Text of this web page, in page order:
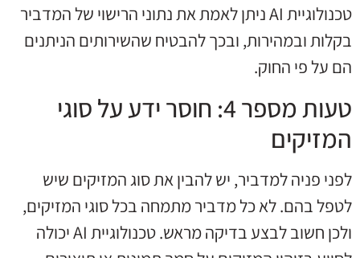
טכנולוגיית AI ניתן לאמת את נתוני הרישוי של המדביר
בקלות ובמהירות, ובכך להבטיח שהשירותים הניתנים
הם על פי החוק.
טעות מספר 4: חוסר ידע על סוגי
המזיקים
לפני פניה למדביר, יש להבין את סוג המזיקים שיש
לטפל בהם. לא כל מדביר מתמחה בכל סוגי המזיקים,
ולכן חשוב לבצע בדיקה מראש. טכנולוגיית AI יכולה